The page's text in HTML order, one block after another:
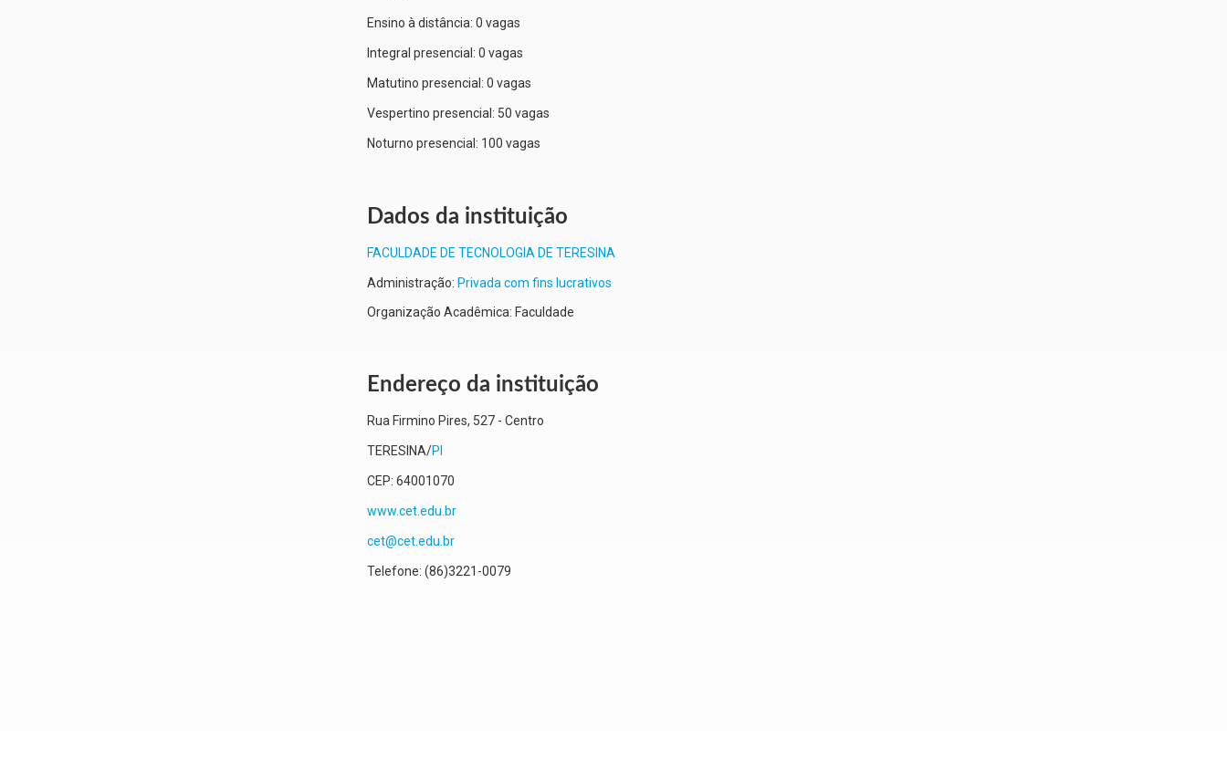
Ensino à distância: 0 vagas
Integral presencial: 0 vagas
Matutino presencial: 0 vagas
Vespertino presencial: 50 vagas
Noturno presencial: 100 vagas
Dados da instituição
FACULDADE DE TECNOLOGIA DE TERESINA
Administração: Privada com fins lucrativos
Organização Acadêmica: Faculdade
Endereço da instituição
Rua Firmino Pires, 527 - Centro
TERESINA/PI
CEP: 64001070
www.cet.edu.br
cet@cet.edu.br
Telefone: (86)3221-0079